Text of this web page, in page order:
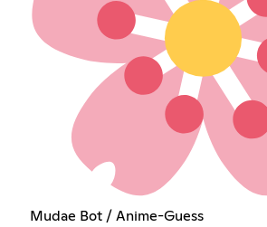
Mudae Bot / Anime-Guess